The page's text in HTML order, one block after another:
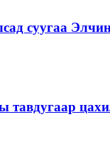
суугаа